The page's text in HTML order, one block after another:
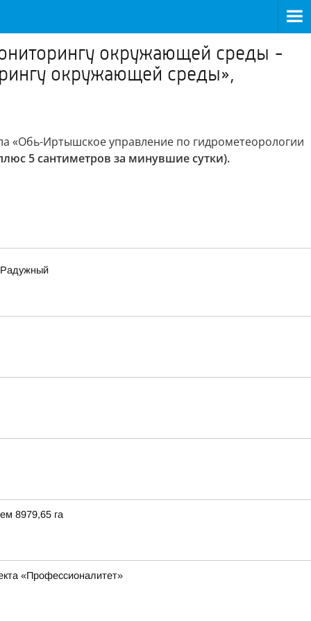
окружающей среды -
окружающей среды»,
«Обь-Иртышское управление по гидрометеорологии
5 сантиметров за минувшие сутки).
Радужный
8979,65 га
«Профессионалитет»